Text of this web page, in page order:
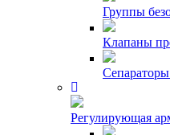
Группы
Клапаны
Регулирующая